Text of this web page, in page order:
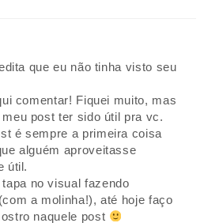
que eu não tinha visto seu
comentar! Fiquei muito, mas
post ter sido útil pra vc.
é sempre a primeira coisa
alguém aproveitasse
útil.
no visual fazendo
a molinha!), até hoje faço
naquele post